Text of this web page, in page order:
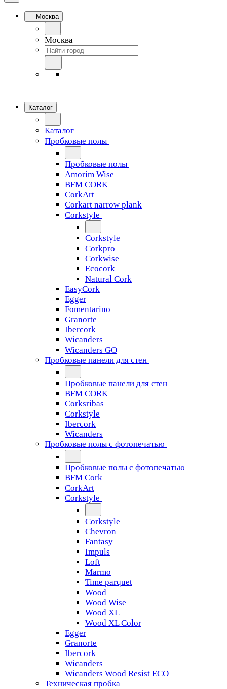
Москва
Москва
Каталог
Каталог
Пробковые полы
Пробковые полы
Amorim Wise
BFM CORK
CorkArt
Corkart narrow plank
Corkstyle
Corkstyle
Corkpro
Corkwise
Ecocork
Natural Cork
EasyCork
Egger
Fomentarino
Granorte
Ibercork
Wicanders
Wicanders GO
Пробковые панели для стен
Пробковые панели для стен
BFM CORK
Corksribas
Corkstyle
Ibercork
Wicanders
Пробковые полы с фотопечатью
Пробковые полы с фотопечатью
BFM Cork
CorkArt
Corkstyle
Corkstyle
Chevron
Fantasy
Impuls
Loft
Marmo
Time parquet
Wood
Wood Wise
Wood XL
Wood XL Color
Egger
Granorte
Ibercork
Wicanders
Wicanders Wood Resist ECO
Техническая пробка